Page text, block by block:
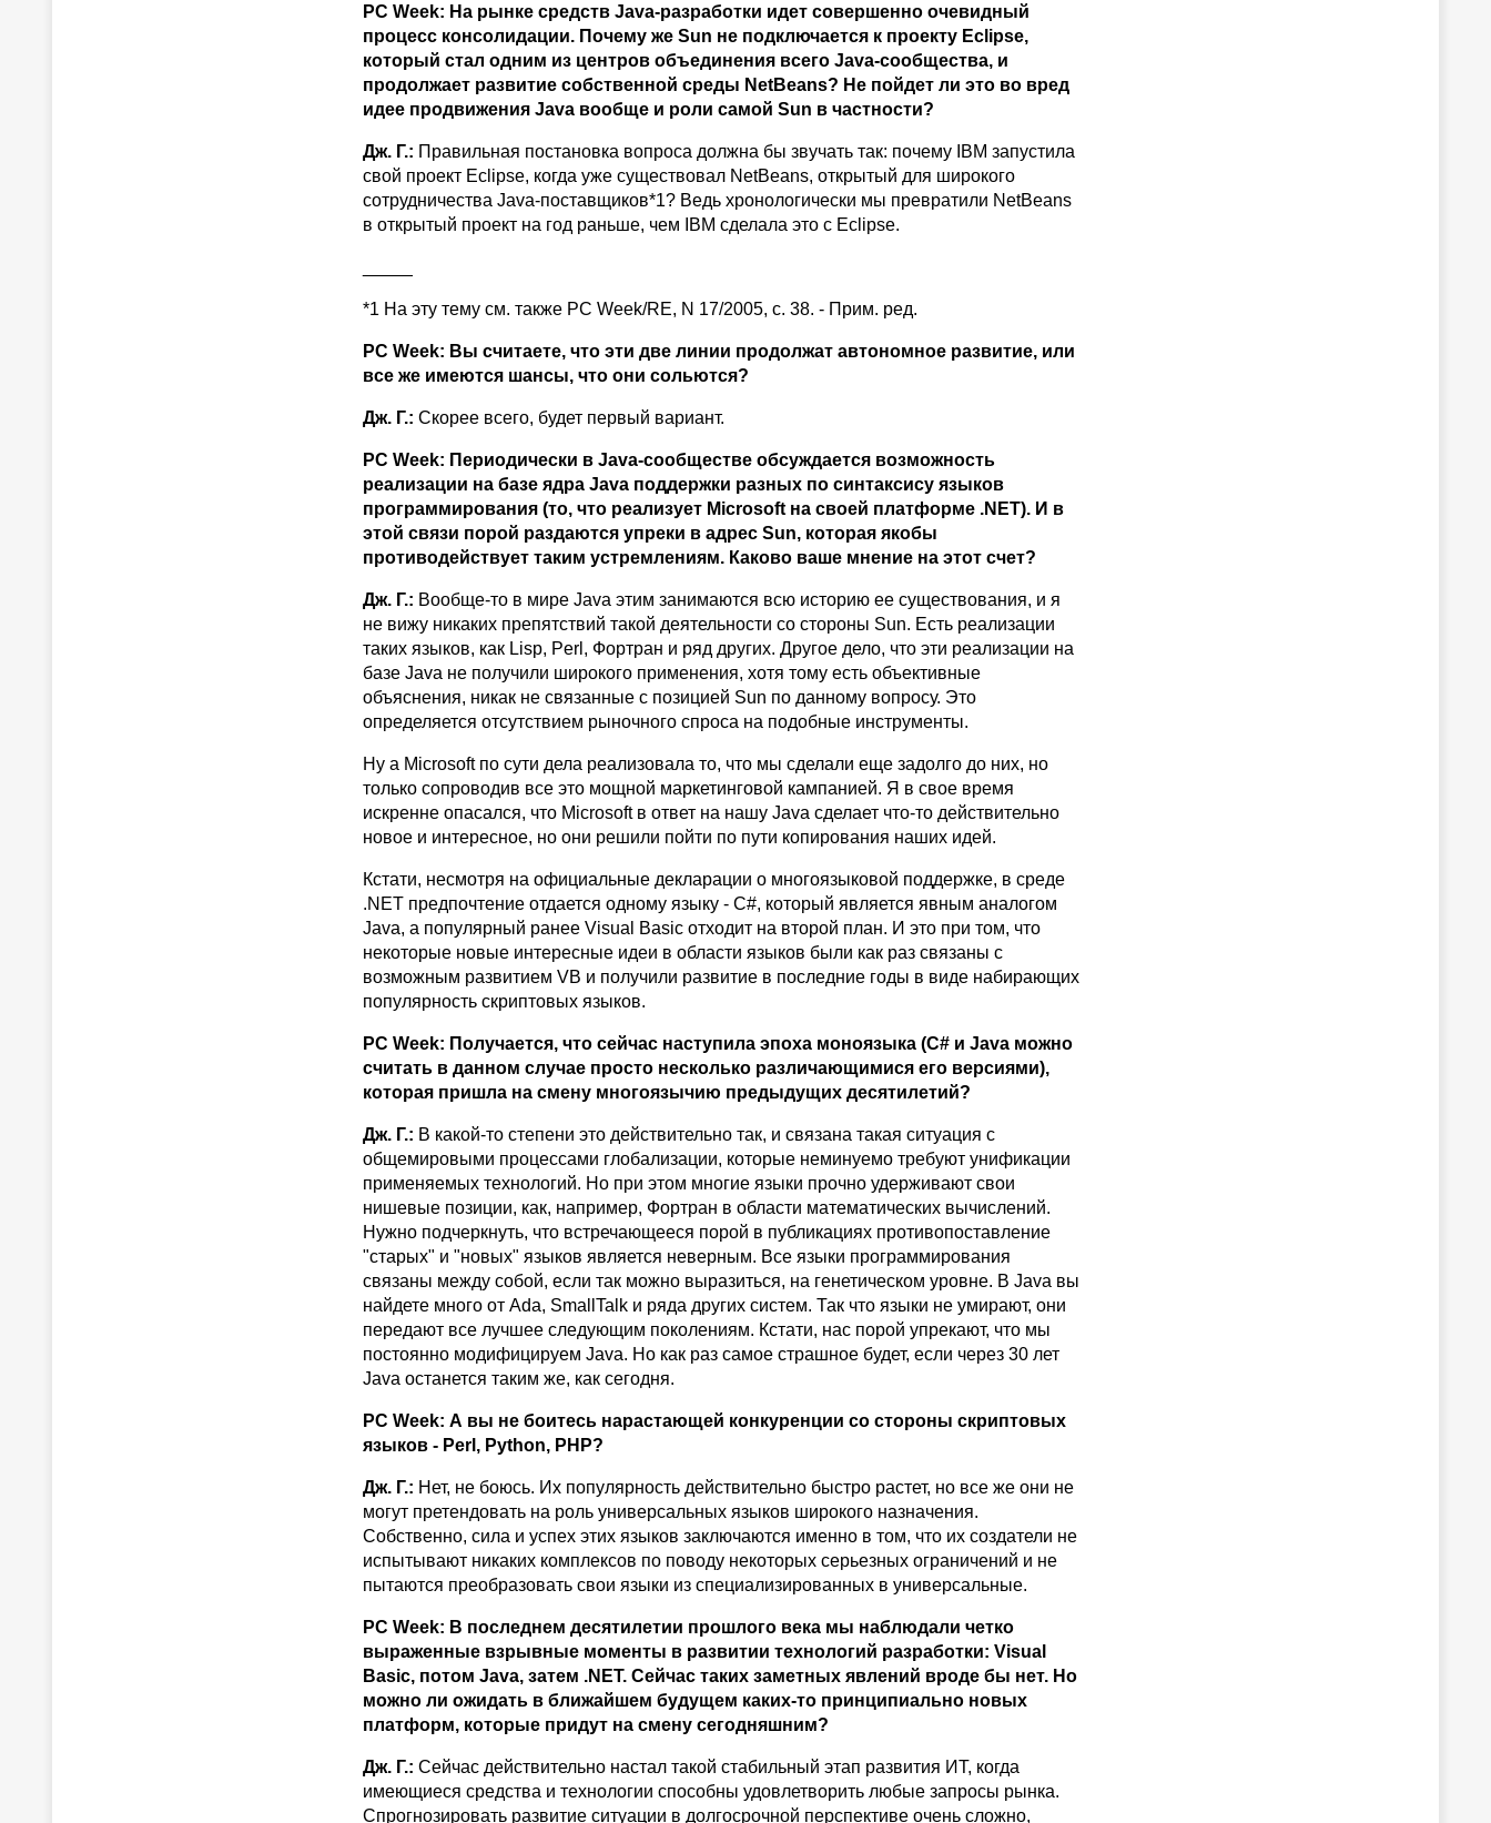
PC Week: На рынке средств Java-разработки идет совершенно очевидный
процесс консолидации. Почему же Sun не подключается к проекту Eclipse,
который стал одним из центров объединения всего Java-сообщества, и
продолжает развитие собственной среды NetBeans? Не пойдет ли это во вред
идее продвижения Java вообще и роли самой Sun в частности?
Дж. Г.: Правильная постановка вопроса должна бы звучать так: почему IBM запустила
свой проект Eclipse, когда уже существовал NetBeans, открытый для широкого
сотрудничества Java-поставщиков*1? Ведь хронологически мы превратили NetBeans
в открытый проект на год раньше, чем IBM сделала это с Eclipse.
*1 На эту тему см. также PC Week/RE, N 17/2005, с. 38. - Прим. ред.
PC Week: Вы считаете, что эти две линии продолжат автономное развитие, или
все же имеются шансы, что они сольются?
Дж. Г.: Скорее всего, будет первый вариант.
PC Week: Периодически в Java-сообществе обсуждается возможность
реализации на базе ядра Java поддержки разных по синтаксису языков
программирования (то, что реализует Microsoft на своей платформе .NET). И в
этой связи порой раздаются упреки в адрес Sun, которая якобы
противодействует таким устремлениям. Каково ваше мнение на этот счет?
Дж. Г.: Вообще-то в мире Java этим занимаются всю историю ее существования, и я
не вижу никаких препятствий такой деятельности со стороны Sun. Есть реализации
таких языков, как Lisp, Perl, Фортран и ряд других. Другое дело, что эти реализации на
базе Java не получили широкого применения, хотя тому есть объективные
объяснения, никак не связанные с позицией Sun по данному вопросу. Это
определяется отсутствием рыночного спроса на подобные инструменты.
Ну а Microsoft по сути дела реализовала то, что мы сделали еще задолго до них, но
только сопроводив все это мощной маркетинговой кампанией. Я в свое время
искренне опасался, что Microsoft в ответ на нашу Java сделает что-то действительно
новое и интересное, но они решили пойти по пути копирования наших идей.
Кстати, несмотря на официальные декларации о многоязыковой поддержке, в среде
.NET предпочтение отдается одному языку - C#, который является явным аналогом
Java, а популярный ранее Visual Basic отходит на второй план. И это при том, что
некоторые новые интересные идеи в области языков были как раз связаны с
возможным развитием VB и получили развитие в последние годы в виде набирающих
популярность скриптовых языков.
PC Week: Получается, что сейчас наступила эпоха моноязыка (C# и Java можно
считать в данном случае просто несколько различающимися его версиями),
которая пришла на смену многоязычию предыдущих десятилетий?
Дж. Г.: В какой-то степени это действительно так, и связана такая ситуация с
общемировыми процессами глобализации, которые неминуемо требуют унификации
применяемых технологий. Но при этом многие языки прочно удерживают свои
нишевые позиции, как, например, Фортран в области математических вычислений.
Нужно подчеркнуть, что встречающееся порой в публикациях противопоставление
"старых" и "новых" языков является неверным. Все языки программирования
связаны между собой, если так можно выразиться, на генетическом уровне. В Java вы
найдете много от Ada, SmallTalk и ряда других систем. Так что языки не умирают, они
передают все лучшее следующим поколениям. Кстати, нас порой упрекают, что мы
постоянно модифицируем Java. Но как раз самое страшное будет, если через 30 лет
Java останется таким же, как сегодня.
PC Week: А вы не боитесь нарастающей конкуренции со стороны скриптовых
языков - Perl, Python, PHP?
Дж. Г.: Нет, не боюсь. Их популярность действительно быстро растет, но все же они не
могут претендовать на роль универсальных языков широкого назначения.
Собственно, сила и успех этих языков заключаются именно в том, что их создатели не
испытывают никаких комплексов по поводу некоторых серьезных ограничений и не
пытаются преобразовать свои языки из специализированных в универсальные.
PC Week: В последнем десятилетии прошлого века мы наблюдали четко
выраженные взрывные моменты в развитии технологий разработки: Visual
Basic, потом Java, затем .NET. Сейчас таких заметных явлений вроде бы нет. Но
можно ли ожидать в ближайшем будущем каких-то принципиально новых
платформ, которые придут на смену сегодняшним?
Дж. Г.: Сейчас действительно настал такой стабильный этап развития ИТ, когда
имеющиеся средства и технологии способны удовлетворить любые запросы рынка.
Спрогнозировать развитие ситуации в долгосрочной перспективе очень сложно,